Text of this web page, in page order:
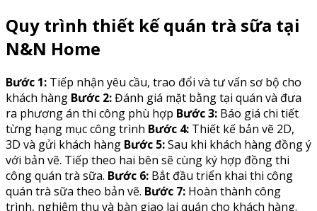
Quy trình thiết kế quán trà sữa tại
N&N Home
Bước 1: Tiếp nhận yêu cầu, trao đổi và tư vấn sơ bộ cho
khách hàng Bước 2:Đánh giá mặt bằng tại quán và đưa
ra phương án thi công phù hợp Bước 3: Báo giá chi tiết
từng hạng mục công trình Bước 4: Thiết kế bản vẽ 2D,
3D và gửi khách hàng Bước 5:Sau khi khách hàng đồng ý
với bản vẽ. Tiếp theo hai bên sẽ cùng ký hợp đồng thi
công quán trà sữa. Bước 6: Bắt đầu triển khai thi công
quán trà sữa theo bản vẽ. Bước 7: Hoàn thành công
trình, nghiệm thu và bàn giao lại quán cho khách hàng.